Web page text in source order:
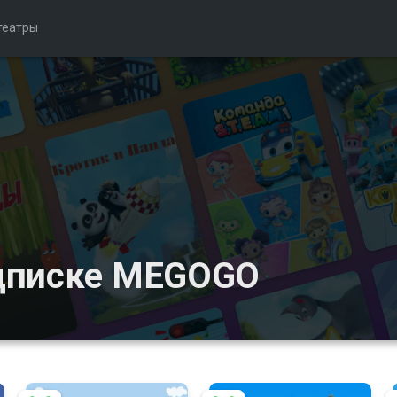
MEGOGO